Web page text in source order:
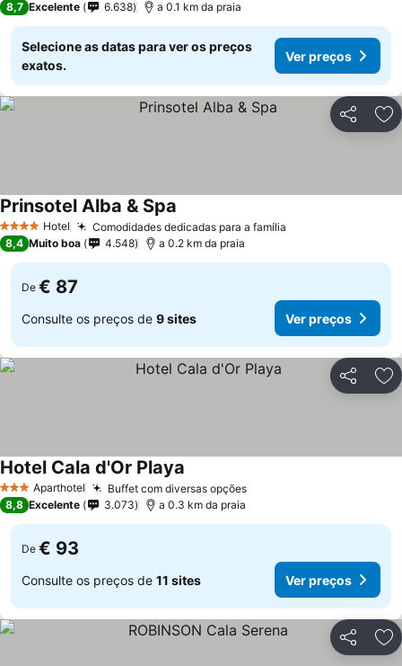
8,7 Excelente 6.638 a 0.1 km da praia
Selecione as datas para ver os preços
exatos.
Ver preços
Partilhar
4 EstrelasHotel Comodidades dedicadas para a família
Prinsotel Alba & Spa
8,4 Muito boa 4.548 a 0.2 km da praia
De € 87
Consulte os preços de 9 sites Ver preços
Partilhar
3 EstrelasAparthotel Buffet com diversas opções
Hotel Cala d'Or Playa
8,8 Excelente 3.073 a 0.3 km da praia
De € 93
Consulte os preços de 11 sites Ver preços
Partilhar